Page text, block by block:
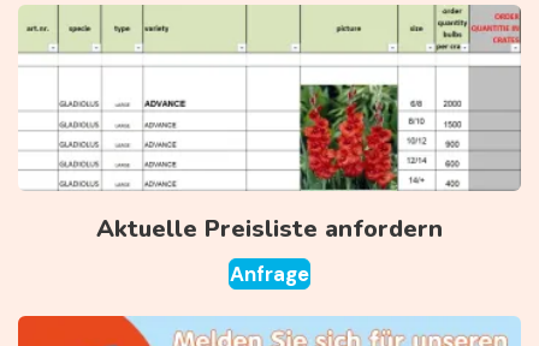
Aktuelle Preisliste anfordern
Anfrage